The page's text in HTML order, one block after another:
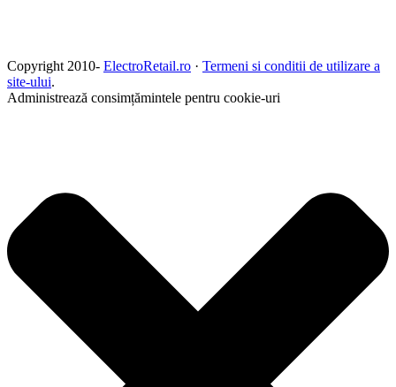
Copyright 2010- ElectroRetail.ro · Termeni si conditii de utilizare a
site-ului.
Administrează consimțămintele pentru cookie-uri